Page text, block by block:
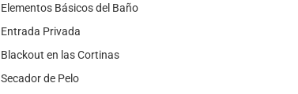
Elementos Básicos del Baño
Entrada Privada
Blackout en las Cortinas
Secador de Pelo